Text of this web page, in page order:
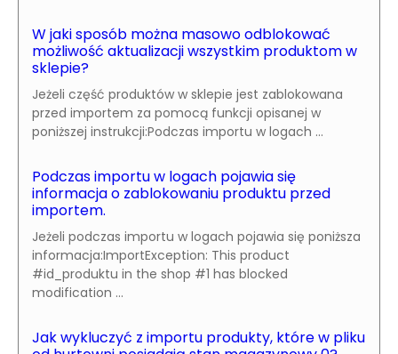
W jaki sposób można masowo odblokować
możliwość aktualizacji wszystkim produktom w
sklepie?
Jeżeli część produktów w sklepie jest zablokowana
przed importem za pomocą funkcji opisanej w
poniższej instrukcji:Podczas importu w logach ...
Podczas importu w logach pojawia się
informacja o zablokowaniu produktu przed
importem.
Jeżeli podczas importu w logach pojawia się poniższa
informacja:ImportException: This product
#id_produktu in the shop #1 has blocked
modification ...
Jak wykluczyć z importu produkty, które w pliku